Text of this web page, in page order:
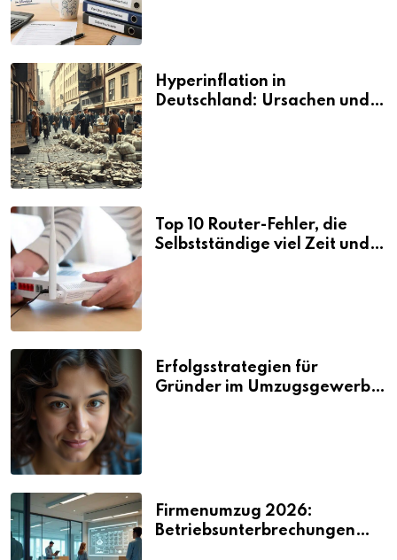
Hyperinflation in
Deutschland: Ursachen und
Top 10 Router-Fehler, die
Selbstständige viel Zeit und
Erfolgsstrategien für
Gründer im Umzugsgewerbe
Firmenumzug 2026:
Betriebsunterbrechungen